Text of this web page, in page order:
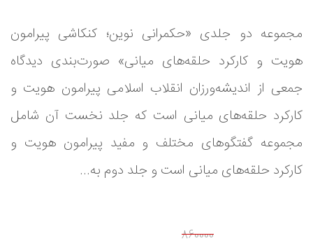
مجموعه دو جلدی «حکمرانی نوین؛ کنکاشی پیرامون
هویت و کارکرد حلقه‌های میانی» صورت‌بندی دیدگاه
جمعی از اندیشه‌ورزان انقلاب اسلامی پیرامون هویت و
کارکرد حلقه‌های میانی است که جلد نخست آن شامل
مجموعه گفتگوهای مختلف و مفید پیرامون هویت و
کارکرد حلقه‌های میانی است و جلد دوم به...